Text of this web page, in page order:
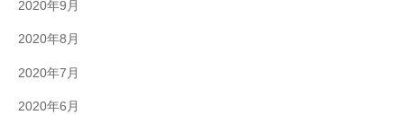
2020年9月
2020年8月
2020年7月
2020年6月